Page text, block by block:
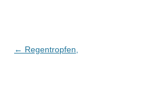
Beitrags-
← Regentropfen,